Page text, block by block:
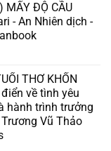
MẤY ĐỘ CẦU
- An Nhiên dịch -
₫.
THƠ KHỐN
về tình yêu
hành trình trưởng
Vũ Thảo